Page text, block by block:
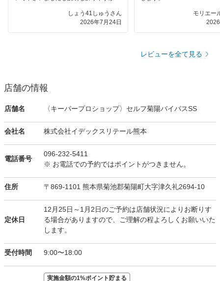
仕上がりも満足してます。
また是非 利用させて頂きます。
しょう41しゅうさん
2026年7月24日
モリエー
レビューを全て見る
店舗の情報
店舗名 〈キーパープロショップ〉セルフ菊陽バイパスSS
会社名 株式会社イデックスリテール熊本
電話番号
096-232-5411
※ お電話での予約ではポイントがつきません。
住所 〒869-1101 熊本県菊池郡菊陽町大字津久礼2694-10
定休日
12月25日～1月2日のご予約は店舗状況によりお断りす
る場合がありますので、ご理解の程よろしくお願いいた
します。
受付時間 9:00〜18:00
実施金額の1%ポイント貯まる